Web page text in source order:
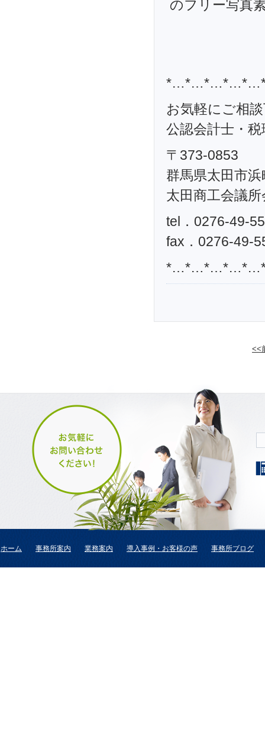
お気軽にご相
公認会計士・
〒373-0853
群馬県太田市
太田商工会議
tel．0276-49-
fax．0276-49-
<<
ホーム 事務所案内 業務案内 導入事例・お客様の声 事務所ブログ